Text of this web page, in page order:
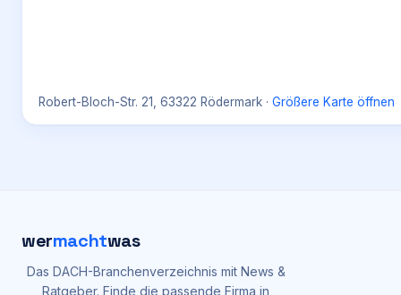
Robert-Bloch-Str. 21, 63322 Rödermark · Größere Karte öffnen
wermachtwas
Das DACH-Branchenverzeichnis mit News &
Ratgeber. Finde die passende Firma in